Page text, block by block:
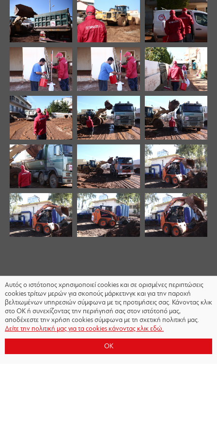
Αυτός ο ιστότοπος χρησιμοποιεί cookies και σε ορισμένες περιπτώσεις
cookies τρίτων μερών για σκοπούς μάρκετινγκ και για την παροχή
βελτιωμένων υπηρεσιών σύμφωνα με τις προτιμήσεις σας. Κάνοντας κλικ
στο OK ή συνεχίζοντας την περιήγησή σας στον ιστότοπό μας,
αποδέχεστε την χρήση cookies σύμφωνα με τη σχετική πολιτική μας.
Δείτε την πολιτική μας για τα cookies κάνοντας κλικ εδώ.
OK